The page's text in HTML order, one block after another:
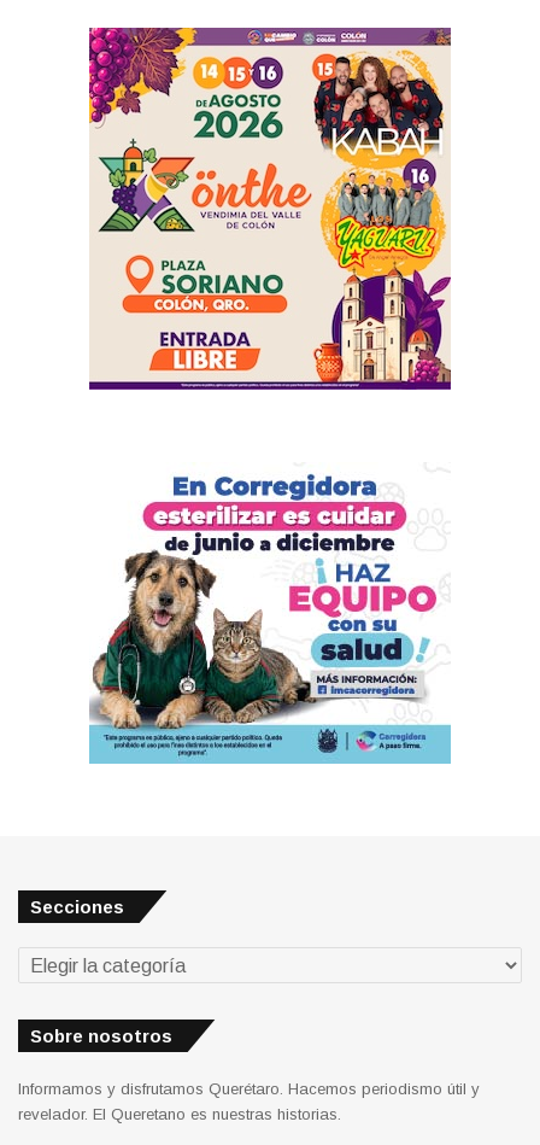
Secciones
Secciones
Sobre nosotros
Informamos y disfrutamos Querétaro. Hacemos periodismo útil y
revelador. El Queretano es nuestras historias.